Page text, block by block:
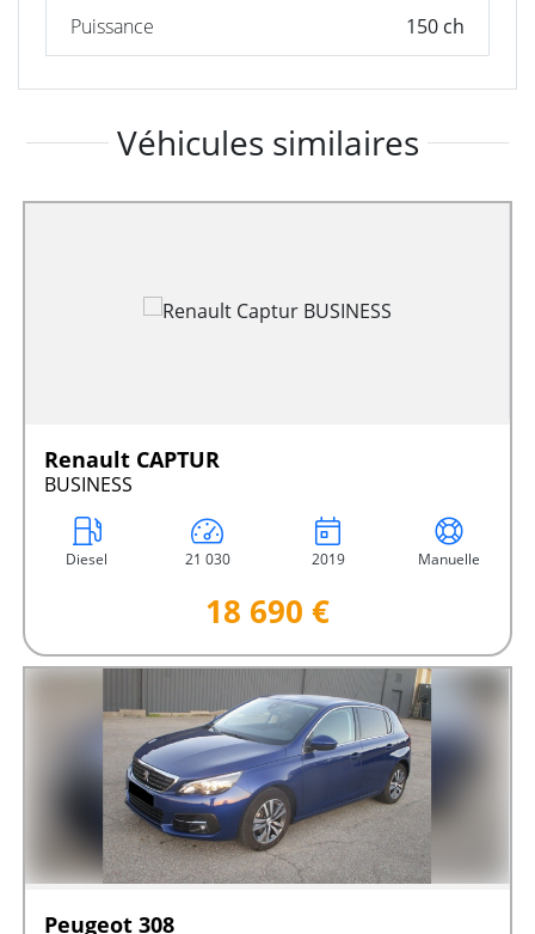
Puissance 150 ch
Véhicules similaires
Renault CAPTUR
BUSINESS
Diesel 21 030 2019 Manuelle
18 690 €
Peugeot 308